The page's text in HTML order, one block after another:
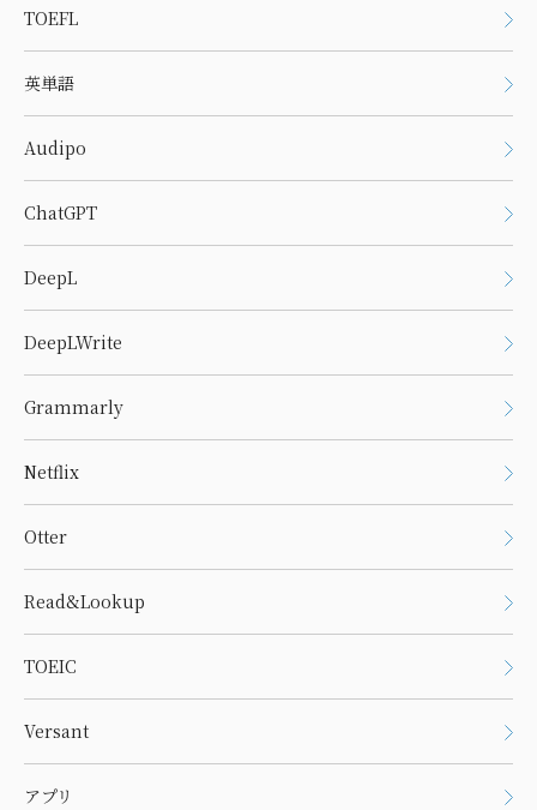
TOEFL
英単語
Audipo
ChatGPT
DeepL
DeepLWrite
Grammarly
Netflix
Otter
Read&Lookup
TOEIC
Versant
アプリ